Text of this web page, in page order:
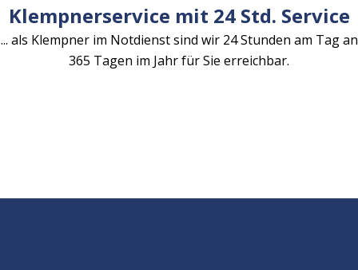
Klempnerservice mit 24 Std. Service
... als Klempner im Notdienst sind wir 24 Stunden am Tag an
365 Tagen im Jahr für Sie erreichbar.